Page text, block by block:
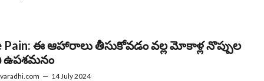
Pain: ఈ ఆహారాలు తీసుకోవడం వల్ల మోకాళ్ల నొప్పుల
ఉపశమనం
— 14 July 2024